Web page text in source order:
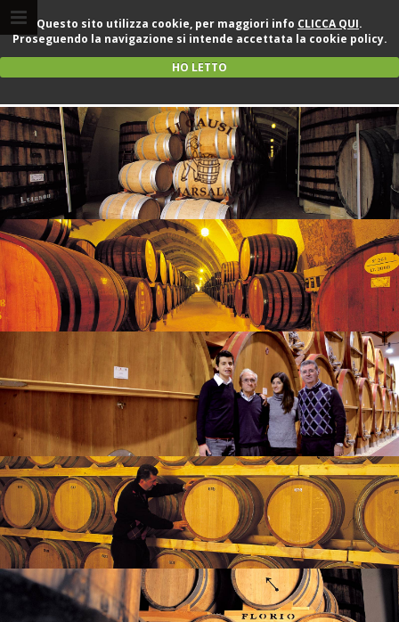
Questo sito utilizza cookie, per maggiori info CLICCA QUI.
Proseguendo la navigazione si intende accettata la cookie policy.
HO LETTO
I CLIENTI
INDIETRO